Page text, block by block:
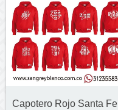
Capotero Rojo Santa Fe